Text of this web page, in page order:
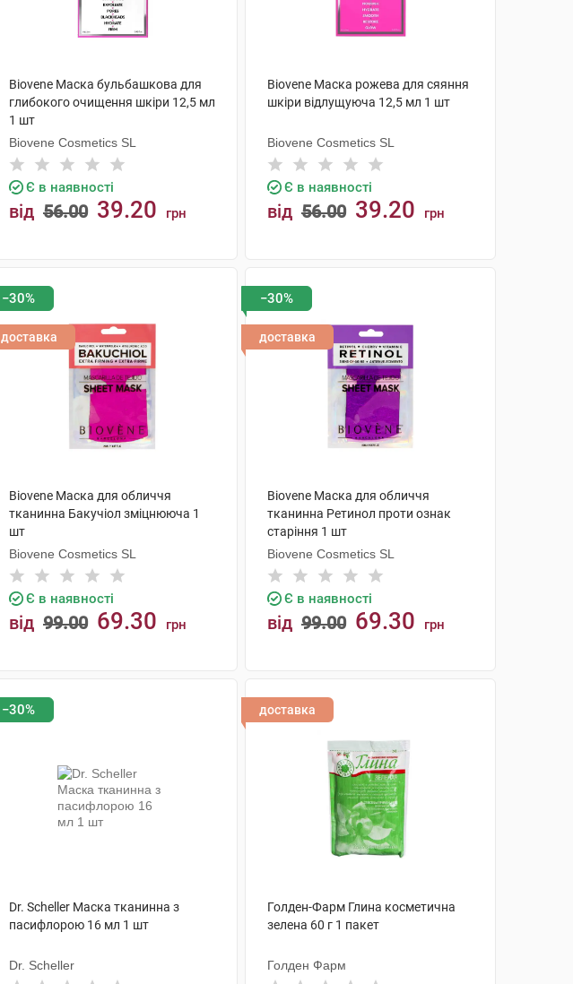
Biovene Маска бульбашкова для
глибокого очищення шкіри 12,5 мл
1 шт
Biovene Cosmetics SL
Є в наявності
від 56.00 39.20 грн
Biovene Маска рожева для сяяння
шкіри відлущуюча 12,5 мл 1 шт
Biovene Cosmetics SL
Є в наявності
від 56.00 39.20 грн
−30%
доставка
Biovene Маска для обличчя
тканинна Бакучіол зміцнююча 1
шт
Biovene Cosmetics SL
Є в наявності
від 99.00 69.30 грн
−30%
доставка
Biovene Маска для обличчя
тканинна Ретинол проти ознак
старіння 1 шт
Biovene Cosmetics SL
Є в наявності
від 99.00 69.30 грн
−30%
Dr. Scheller Маска тканинна з
пасифлорою 16 мл 1 шт
Dr. Scheller
доставка
Голден-Фарм Глина косметична
зелена 60 г 1 пакет
Голден Фарм